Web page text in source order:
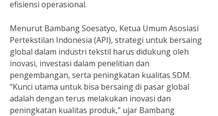
efisiensi operasional.
Menurut Bambang Soesatyo, Ketua Umum Asosiasi
Pertekstilan Indonesia (API), strategi untuk bersaing
global dalam industri tekstil harus didukung oleh
inovasi, investasi dalam penelitian dan
pengembangan, serta peningkatan kualitas SDM.
“Kunci utama untuk bisa bersaing di pasar global
adalah dengan terus melakukan inovasi dan
peningkatan kualitas produk,” ujar Bambang